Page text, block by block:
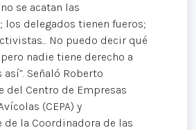
se acatan las
los delegados tienen fueros;
No puedo decir qué
pero nadie tiene derecho a
Señaló Roberto
del Centro de Empresas
(CEPA) y
la Coordinadora de las